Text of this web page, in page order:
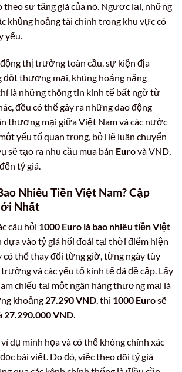
theo sự tăng giá của nó. Ngược lại, những
khủng hoảng tài chính trong khu vực có
yếu.
động thị trường toàn cầu, sự kiện địa
thương mại, khủng hoảng năng
là những thông tin kinh tế bất ngờ từ
đều có thể gây ra những dao động
thương mại giữa Việt Nam và các nước
yếu tố quan trọng, bởi lẽ luân chuyển
sẽ tạo ra nhu cầu mua bán Eurovà VND,
tỷ giá.
Nhiêu Tiền Việt Nam? Cập
Nhất
câu hỏi 1000 Euro là bao nhiêu tiền Việt
dựa vào tỷ giá hối đoái tại thời điểm hiện
có thể thay đổi từng giờ, từng ngày tùy
và các yếu tố kinh tế đã đề cập. Lấy
chiếu tại một ngân hàng thương mại là
khoảng 27.290 VND, thì 1000 Eurosẽ
27.290.000 VND.
dụ minh họa và có thể không chính xác
bài viết. Do đó, việc theo dõi tỷ giá